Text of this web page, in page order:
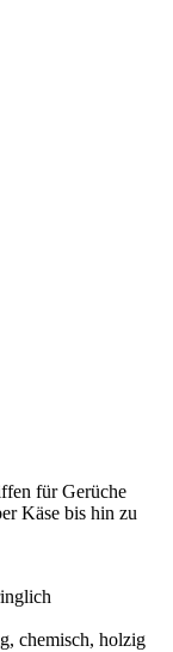
für Gerüche
Käse bis hin zu
chemisch, holzig